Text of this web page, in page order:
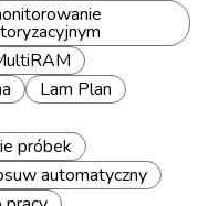
Lam Plan
próbek
automatyczny